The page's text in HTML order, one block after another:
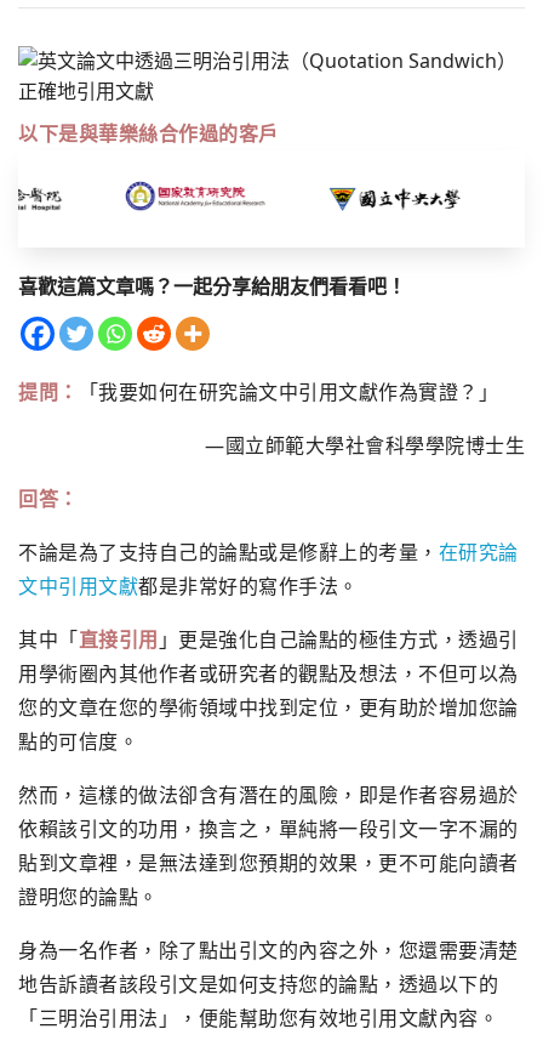
以下是與華樂絲合作過的客戶
喜歡這篇文章嗎？一起分享給朋友們看看吧！
提問：
「我要如何在研究論文中引用文獻作為實證？」
—國立師範大學社會科學學院博士生
回答：
不論是為了支持自己的論點或是修辭上的考量， 在研究論
文中引用文獻都是非常好的寫作手法。
其中「直接引用 」更是強化自己論點的極佳方式，透過引
用學術圈內其他作者或研究者的觀點及想法，不但可以為
您的文章在您的學術領域中找到定位，更有助於增加您論
點的可信度。
然而，這樣的做法卻含有潛在的風險，即是作者容易過於
依賴該引文的功用，換言之，單純將一段引文一字不漏的
貼到文章裡，是無法達到您預期的效果，更不可能向讀者
證明您的論點。
身為一名作者，除了點出引文的內容之外，您還需要清楚
地告訴讀者該段引文是如何支持您的論點，透過以下的
「三明治引用法」，便能幫助您有效地引用文獻內容。